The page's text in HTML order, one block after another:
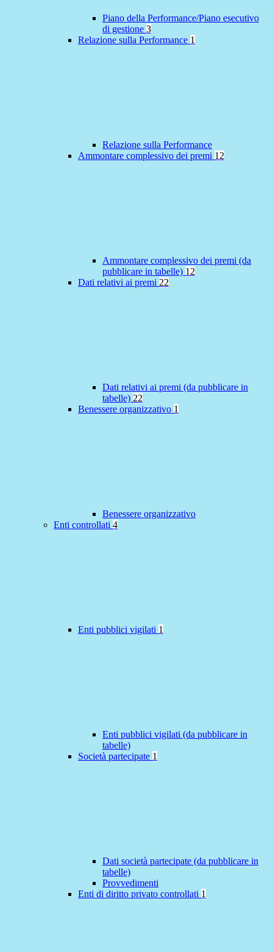
Piano della Performance/Piano esecutivo
di gestione 3
Relazione sulla Performance 1
Relazione sulla Performance
Ammontare complessivo dei premi 12
Ammontare complessivo dei premi (da
pubblicare in tabelle) 12
Dati relativi ai premi 22
Dati relativi ai premi (da pubblicare in
tabelle) 22
Benessere organizzativo 1
Benessere organizzativo
Enti controllati 4
Enti pubblici vigilati 1
Enti pubblici vigilati (da pubblicare in
tabelle)
Società partecipate 1
Dati società partecipate (da pubblicare in
tabelle)
Provvedimenti
Enti di diritto privato controllati 1